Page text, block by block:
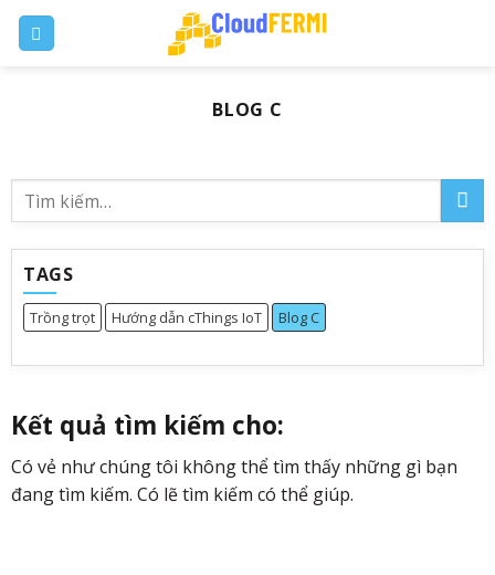
Skip
BLOG C
Kết quả tìm kiếm cho:
Có vẻ như chúng tôi không thể tìm thấy những gì bạn
đang tìm kiếm. Có lẽ tìm kiếm có thể giúp.
TAGS
Trồng trọt Hướng dẫn cThings IoT Blog C